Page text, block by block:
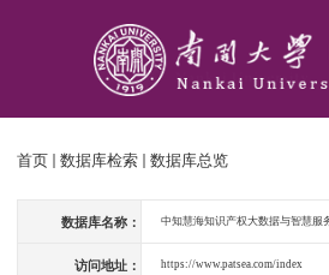
首页 数据库检索 数据库总览
数据库名称： 中知慧海知识产权大数据与智慧服
访问地址： https://www.patsea.com/index